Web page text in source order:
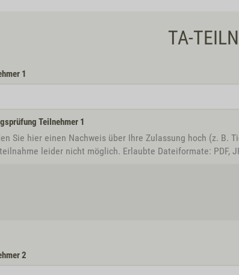
TA-
1
Teilnehmer 1
Sie hier einen Nachweis über Ihre Zulassung hoch (z. B.
leider nicht möglich. Erlaubte Dateiformate: PDF,
2